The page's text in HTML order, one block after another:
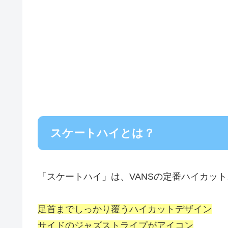
スケートハイとは？
「スケートハイ」は、VANSの定番ハイカット
足首までしっかり覆うハイカットデザイン
サイドのジャズストライプがアイコン